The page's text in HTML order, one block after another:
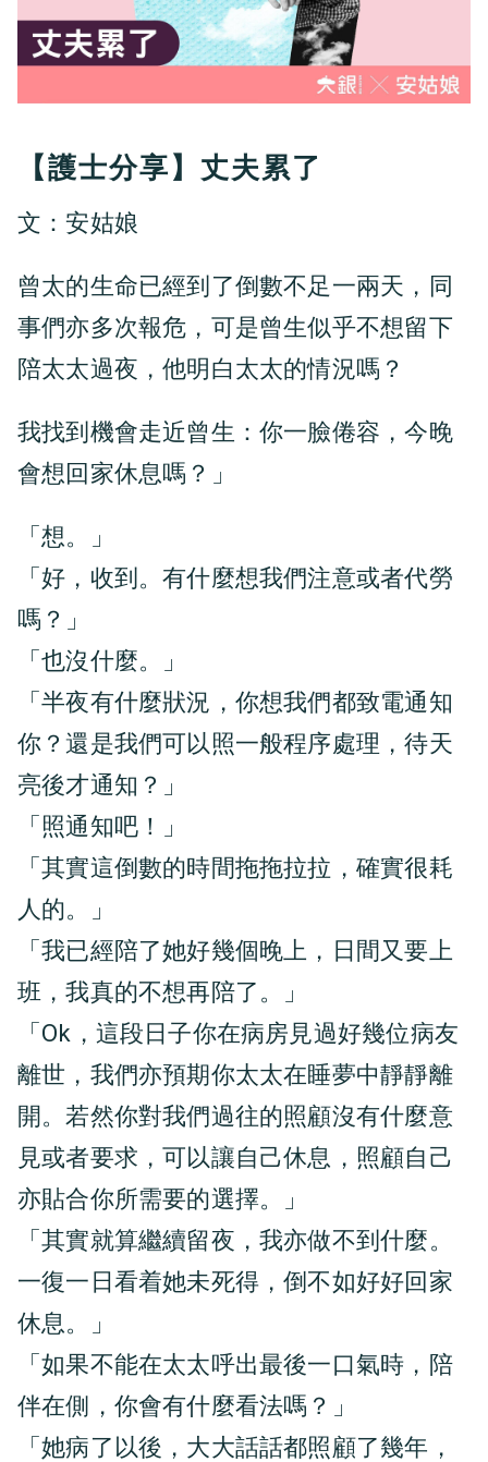
【護士分享】丈夫累了
文：安姑娘
曾太的生命已經到了倒數不足一兩天，同
事們亦多次報危，可是曾生似乎不想留下
陪太太過夜，他明白太太的情況嗎？
我找到機會走近曾生：你一臉倦容，今晚
會想回家休息嗎？」
「想。」
「好，收到。有什麼想我們注意或者代勞
嗎？」
「也沒什麼。」
「半夜有什麼狀況，你想我們都致電通知
你？還是我們可以照一般程序處理，待天
亮後才通知？」
「照通知吧！」
「其實這倒數的時間拖拖拉拉，確實很耗
人的。」
「我已經陪了她好幾個晚上，日間又要上
班，我真的不想再陪了。」
「Ok，這段日子你在病房見過好幾位病友
離世，我們亦預期你太太在睡夢中靜靜離
開。若然你對我們過往的照顧沒有什麼意
見或者要求，可以讓自己休息，照顧自己
亦貼合你所需要的選擇。」
「其實就算繼續留夜，我亦做不到什麼。
一復一日看着她未死得，倒不如好好回家
休息。」
「如果不能在太太呼出最後一口氣時，陪
伴在側，你會有什麼看法嗎？」
「她病了以後，大大話話都照顧了幾年，